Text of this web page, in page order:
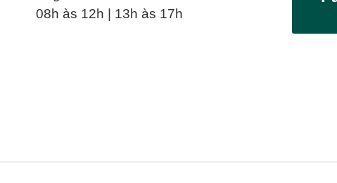
08h às 12h | 13h às 17h